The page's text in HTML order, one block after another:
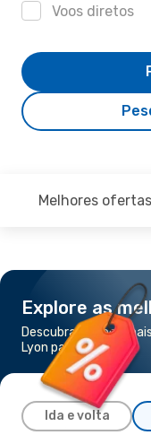
Voos diretos
Melhores ofertas
Explore as
Descubra os voos
Lyon para Amsterdã
Ida e volta